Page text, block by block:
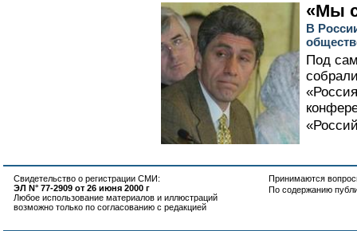
«Мы
В
Под
Свидетельство о регистрации СМИ:
ЭЛ N° 77-2909 от 26 июня 2000 г
Любое использование материалов и иллюстраций
возможно только по согласованию с редакцией
Принимаются
По содержанию